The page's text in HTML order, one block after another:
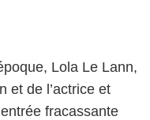
Lola Le Lann,
et de l’actrice et
fracassante